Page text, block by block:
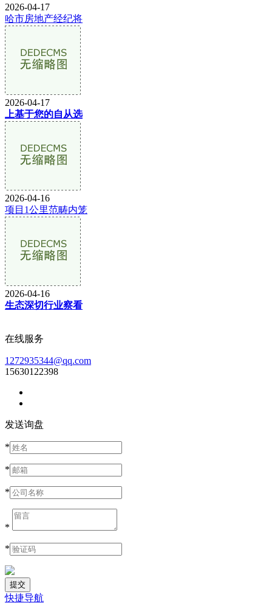
2026-04-17
哈市房地产经纪将
2026-04-17
上基于您的自从选
2026-04-16
项目1公里范畴内笼
2026-04-16
生态深切行业察看
在线服务
1272935344@qq.com
15630122398
发送询盘
*
*
*
*
*
快捷导航